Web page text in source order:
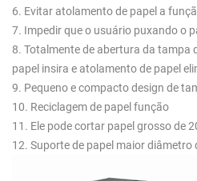
6. Evitar atolamento de papel a
7. Impedir que o usuário puxando o
8. Totalmente de abertura da tampa
papel insira e atolamento de papel
9. Pequeno e compacto design de
10. Reciclagem de papel função
11. Ele pode cortar papel grosso de
12. Suporte de papel maior diâmetro